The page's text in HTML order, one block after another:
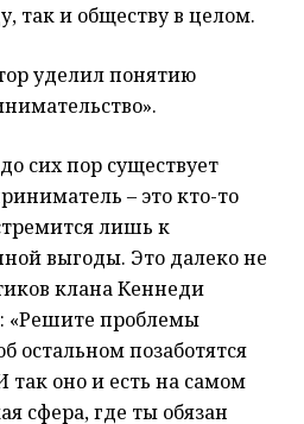
так и обществу в целом.
уделил понятию
сих пор существует
– это кто-то
лишь к
выгоды. Это далеко не
клана Кеннеди
«Решите проблемы
остальном позаботятся
оно и есть на самом
сфера, где ты обязан